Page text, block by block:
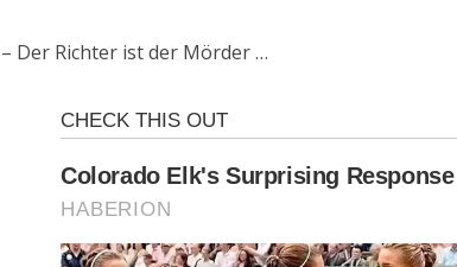
– Der Richter ist der Mörder …